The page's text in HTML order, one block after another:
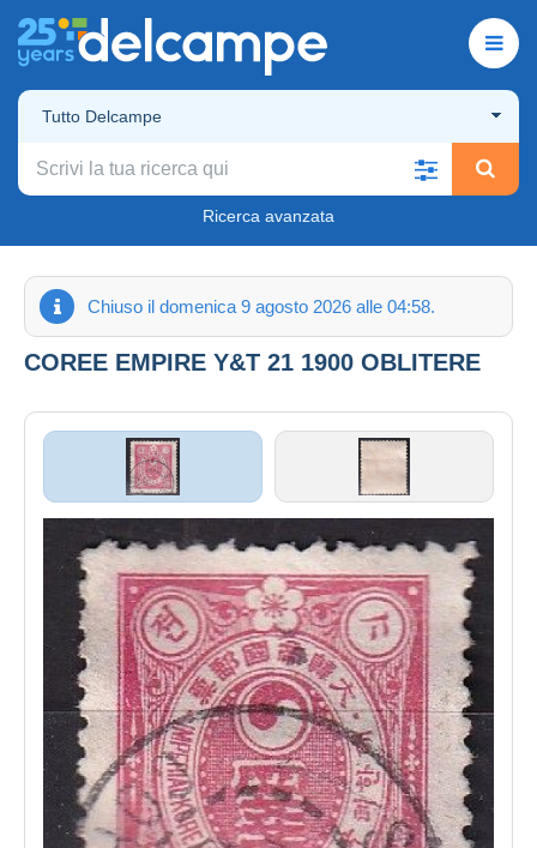
Tutto Delcampe
Ricerca avanzata
Chiuso il domenica 9 agosto 2026 alle 04:58.
COREE EMPIRE Y&T 21 1900 OBLITERE